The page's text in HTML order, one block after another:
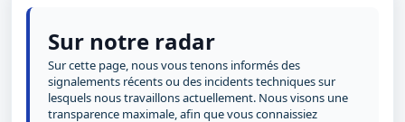
Sur notre radar
Sur cette page, nous vous tenons informés des
signalements récents ou des incidents techniques sur
lesquels nous travaillons actuellement. Nous visons une
transparence maximale, afin que vous connaissiez